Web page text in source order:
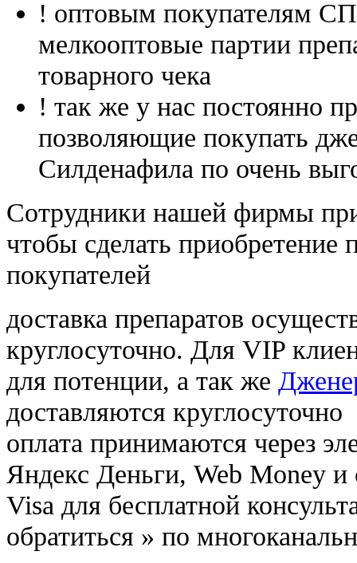
! оптовым покупателям
мелкооптовые партии
товарного чека
! так же у нас постоянно
позволяющие покупать
Силденафила по очень
Cотрудники нашей фирмы
чтобы сделать приобретение
покупателей
доставка препаратов
круглосуточно. Для VIP
для потенции, а так же
доставляются круглосуточно
оплата принимаются через
Яндекс Деньги, Web Money и
Visa для бесплатной
обратиться » по